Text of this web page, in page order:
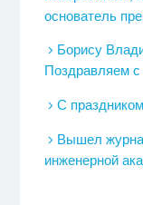
основатель
Борису
Поздравляем
С
Вышел
инженерной